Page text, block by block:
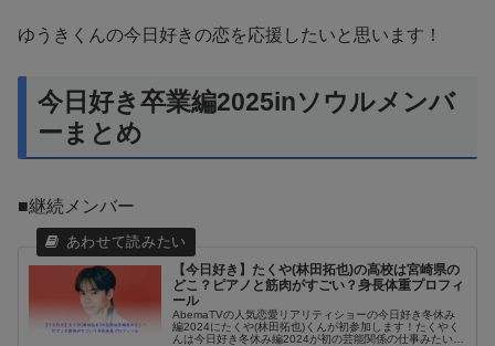
ゆうきくんの今日好きの恋を応援したいと思います！
今日好き卒業編2025inソウルメンバ
ーまとめ
■継続メンバー
【今日好き】たくや(林田拓也)の高校は宮崎県の
どこ？ピアノと筋肉がすごい？身長体重プロフィ
ール
AbemaTVの人気恋愛リアリティショーの今日好き冬休み
編2024にたくや(林田拓也)くんが初参加します！たくやく
んは今日好き冬休み編2024が初の芸能関係の仕事みたいで